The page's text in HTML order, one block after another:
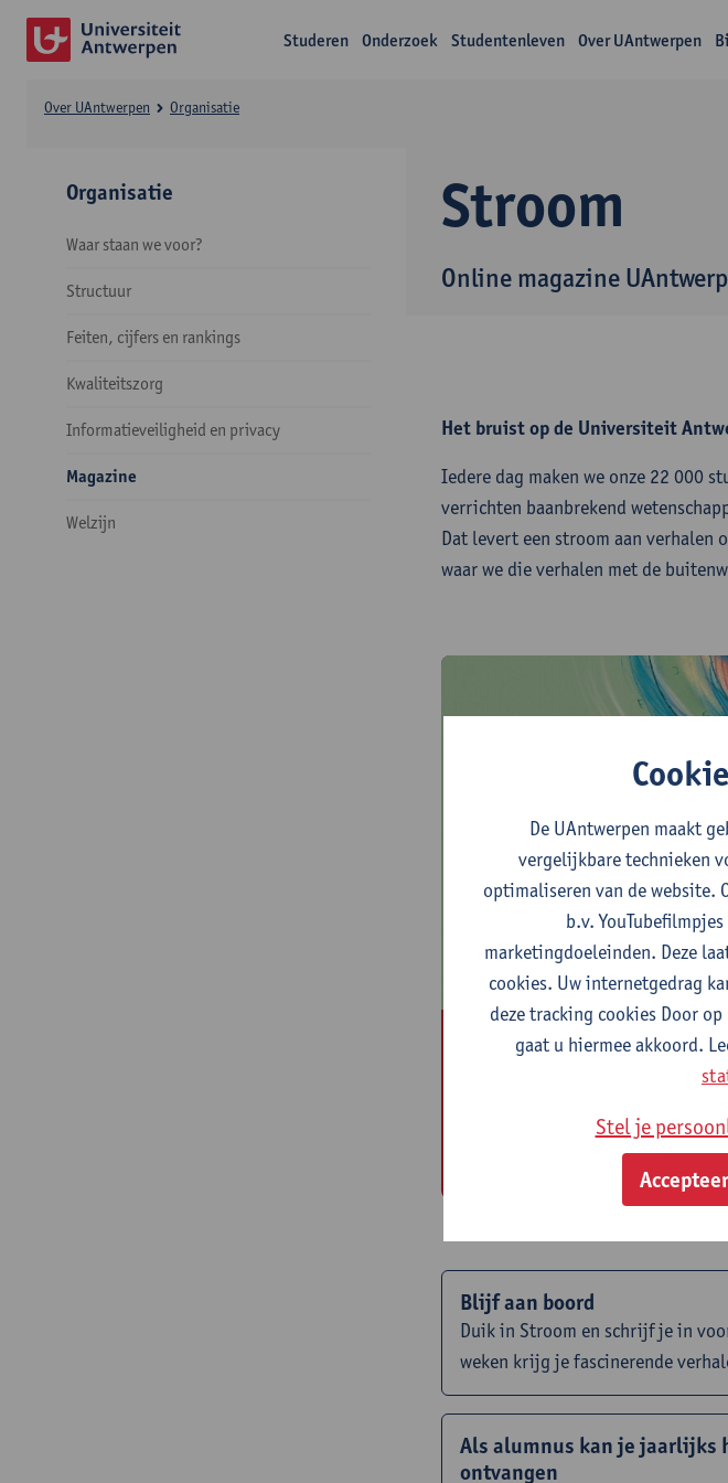
Studeren Onderzoek Studentenleven Over UAntwerpen
Stroom
Online magazine
Over UAntwerpen Organisatie
Organisatie
Waar staan we voor?
Structuur
Feiten, cijfers en rankings
Kwaliteitszorg
Informatieveiligheid en privacy
Magazine
Welzijn
Het bruist op de Universiteit
Iedere dag maken we onze 22 000
verrichten baanbrekend
Dat levert een stroom aan verhalen
waar we die verhalen met de
Ontdek Stroom
Op Stroom kan je lezen,
te ontdekken? Kom aan
Blijf aan boord
Duik in Stroom en schrijf je in
weken krijg je fascinerende
Als alumnus kan je jaarlijks
ontvangen
De UAntwerpen maakt
vergelijkbare technieken
optimaliseren van de website.
b.v.
marketingdoeleinden. Deze
cookies. Uw internetgedrag
deze tracking cookies Door
gaat u hiermee akkoord.
Stel je